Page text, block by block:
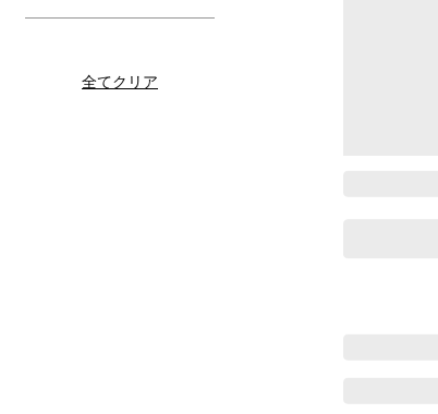
全てクリア